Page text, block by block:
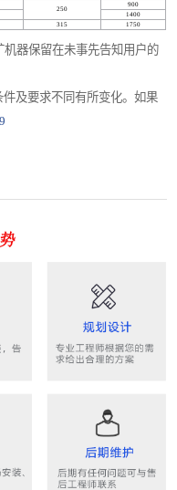
250
900
1400
315 1750
器保留在未事先告知用户的
及要求不同有所变化。如果